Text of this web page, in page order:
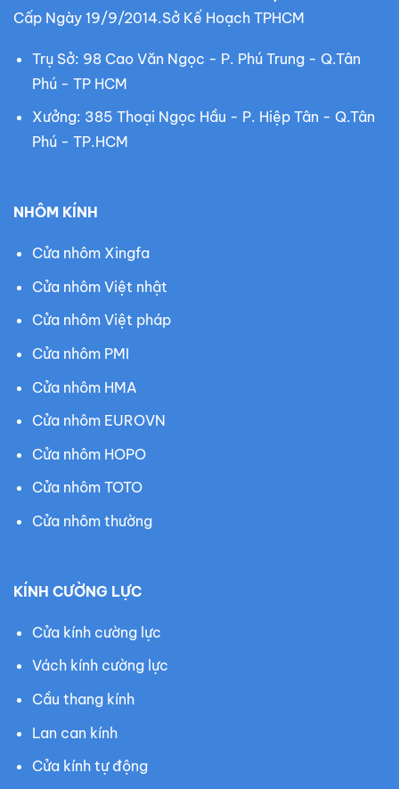
Cấp Ngày 19/9/2014.Sở Kế Hoạch TPHCM
Trụ Sở: 98 Cao Văn Ngọc - P. Phú Trung - Q.Tân
Phú - TP HCM
Xưởng: 385 Thoại Ngọc Hầu - P. Hiệp Tân - Q.Tân
Phú - TP.HCM
NHÔM KÍNH
Cửa nhôm Xingfa
Cửa nhôm Việt nhật
Cửa nhôm Việt pháp
Cửa nhôm PMI
Cửa nhôm HMA
Cửa nhôm EUROVN
Cửa nhôm HOPO
Cửa nhôm TOTO
Cửa nhôm thường
KÍNH CƯỜNG LỰC
Cửa kính cường lực
Vách kính cường lực
Cầu thang kính
Lan can kính
Cửa kính tự động